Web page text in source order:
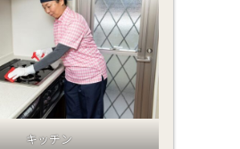
キッチン